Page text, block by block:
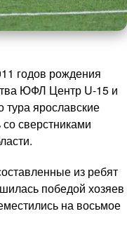
годов рождения
ЮФЛ Центр U-15 и
ярославские
сверстниками
из ребят
победой хозяев
на восьмое